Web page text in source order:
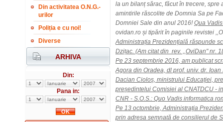
Din activitatea O.N.G.-
urilor
Poliția e cu noi!
Diverse
ARHIVA
Din:
Pana in:
la un bilanț sărac, făcut în trecere,
amintirile răscolite de Domnia Sa pe
Domniei Sale din anul 2016! Qua
ovidan.ro și tipărit în paginile revistei
Administrația Prezidențială răspunde
Dzițac. (Am citat din rev. ,,OviDan" nr.
Pe 23 septembrie 2016, am publicat
Agora din Oradea, dl prof. univ. dr.
Dacian Cioloș, ministrului Educației,
președintelui Comisiei al CNATDCU -
CNR - S.O.S.: Quo Vadis informatica
Pe 13 octombrie, Administrația
prin adresa semnată de consilierul de